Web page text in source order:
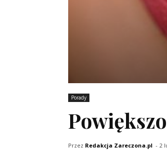
Porady
Przez Redakcja Zareczona.pl - 2